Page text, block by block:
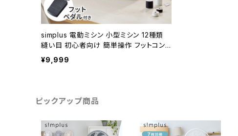
simplus 電動ミシン 小型ミシン 12種類
縫い目 初心者向け 簡単操作 フットコント
ローラー LEDライト ミシン糸 ボビン 軽量
2WAY給電 手作り 子供 家庭用 新生活
¥9,999
ピックアップ商品